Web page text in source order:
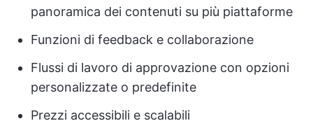
panoramica dei contenuti su più piattaforme
Funzioni di feedback e collaborazione
Flussi di lavoro di approvazione con opzioni
personalizzate o predefinite
Prezzi accessibili e scalabili